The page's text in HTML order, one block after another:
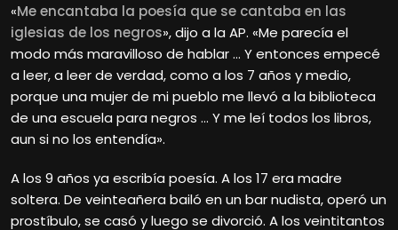
«Me encantaba la poesía que se cantaba en las
iglesias de los negros», dijo a la AP. «Me parecía el
modo más maravilloso de hablar … Y entonces empecé
a leer, a leer de verdad, como a los 7 años y medio,
porque una mujer de mi pueblo me llevó a la biblioteca
de una escuela para negros … Y me leí todos los libros,
aun si no los entendía».
A los 9 años ya escribía poesía. A los 17 era madre
soltera. De veinteañera bailó en un bar nudista, operó un
prostíbulo, se casó y luego se divorció. A los veintitantos